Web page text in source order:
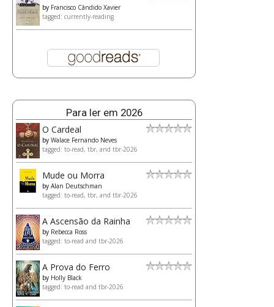
by Francisco Cândido Xavier
tagged: currently-reading
Para ler em 2026
O Cardeal
by Walace Fernando Neves
tagged: to-read, tbr, and tbr-2026
Mude ou Morra
by Alan Deutschman
tagged: to-read, tbr, and tbr-2026
A Ascensão da Rainha
by Rebecca Ross
tagged: to-read and tbr-2026
A Prova do Ferro
by Holly Black
tagged: to-read and tbr-2026